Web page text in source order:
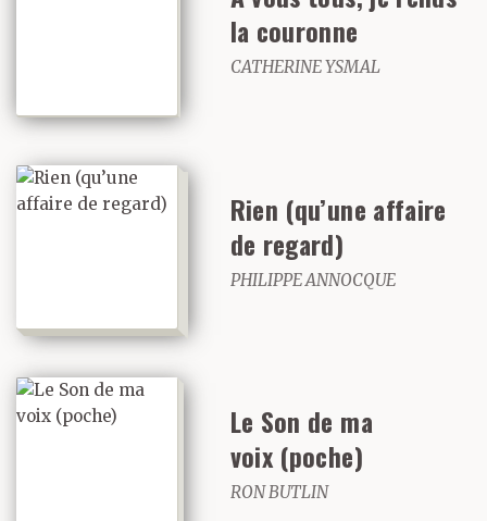
la couronne
CATHERINE YSMAL
Rien (qu’une affaire
de regard)
PHILIPPE ANNOCQUE
Le Son de ma
voix (poche)
RON BUTLIN